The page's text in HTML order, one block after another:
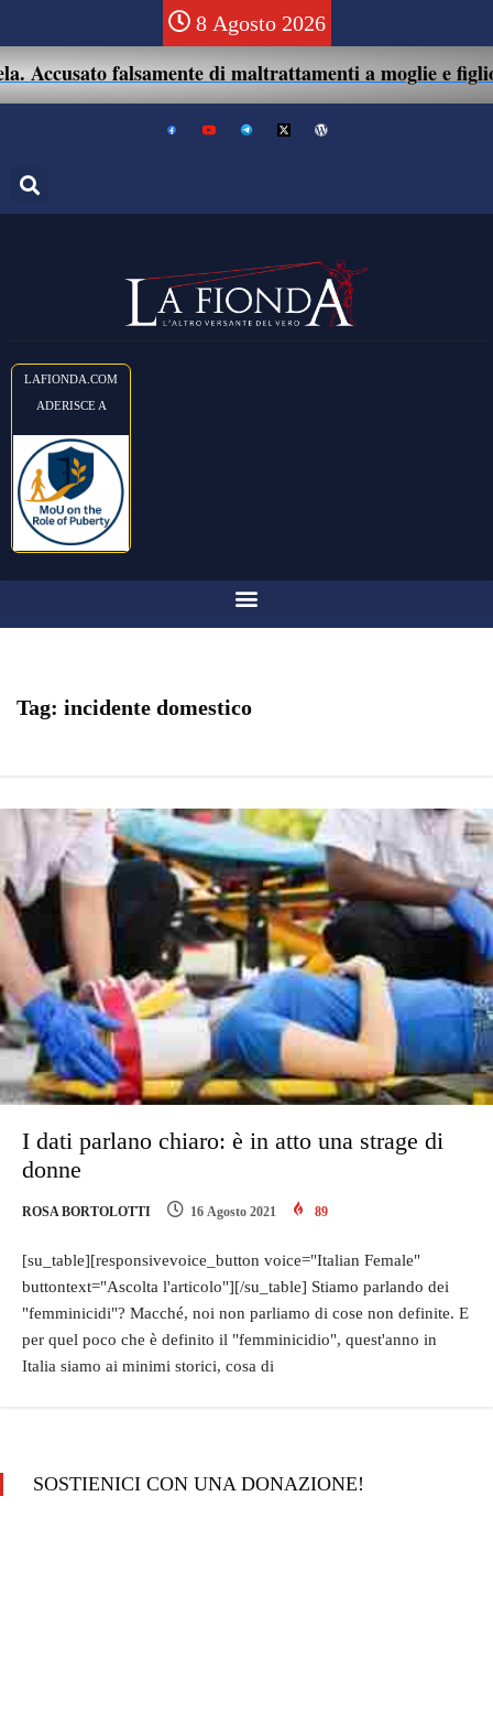
8 Agosto 2026
Accusato falsamente di maltrattamenti a moglie e figlio:
LAFIONDA.COM
ADERISCE A
Tag: incidente domestico
I dati parlano chiaro: è in atto una strage di
donne
ROSA BORTOLOTTI 16 Agosto 2021 89
[su_table][responsivevoice_button voice="Italian Female"
buttontext="Ascolta l'articolo"][/su_table] Stiamo parlando dei
"femminicidi"? Macché, noi non parliamo di cose non definite. E
per quel poco che è definito il "femminicidio", quest'anno in
Italia siamo ai minimi storici, cosa di
SOSTIENICI CON UNA DONAZIONE!